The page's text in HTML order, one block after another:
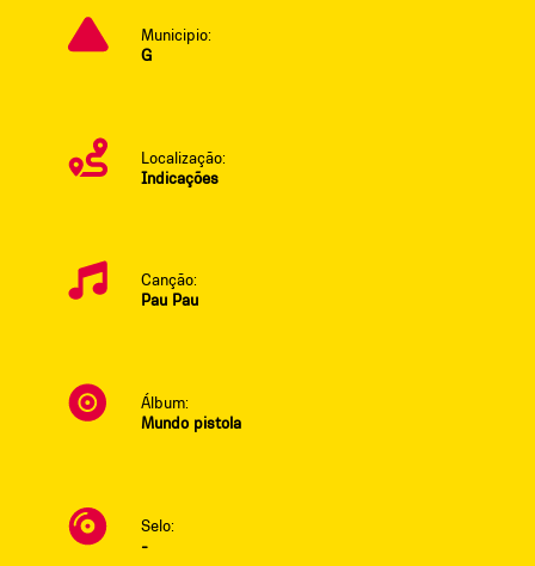
Municipio:
G
Localização:
Indicações
Canção:
Pau Pau
Álbum:
Mundo pistola
Selo:
-